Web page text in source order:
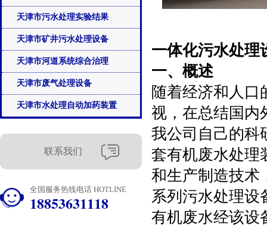
天津市污水处理实验结果
天津市矿井污水处理设备
天津市河道系统综合治理
天津市废气处理设备
天津市水处理自动加药装置
联系我们
全国服务热线电话 HOTLINE
18853631118
一体化污水处理
一、概述
随着经济和人口
视，在总结国内
我公司自己的科
套有机废水处理
和生产制造技术
系列污水处理设
有机废水经该设